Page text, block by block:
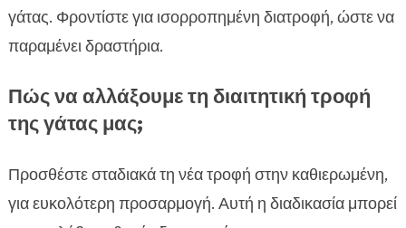
γάτας. Φροντίστε για ισορροπημένη διατροφή, ώστε να
παραμένει δραστήρια.
Πώς να αλλάξουμε τη διαιτητική τροφή
της γάτας μας;
Προσθέστε σταδιακά τη νέα τροφή στην καθιερωμένη,
για ευκολότερη προσαρμογή. Αυτή η διαδικασία μπορεί